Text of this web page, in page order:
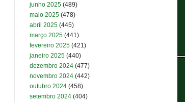
junho 2025 (489)
maio 2025 (478)
abril 2025 (445)
março 2025 (441)
fevereiro 2025 (421)
janeiro 2025 (440)
dezembro 2024 (477)
novembro 2024 (442)
outubro 2024 (458)
setembro 2024 (404)